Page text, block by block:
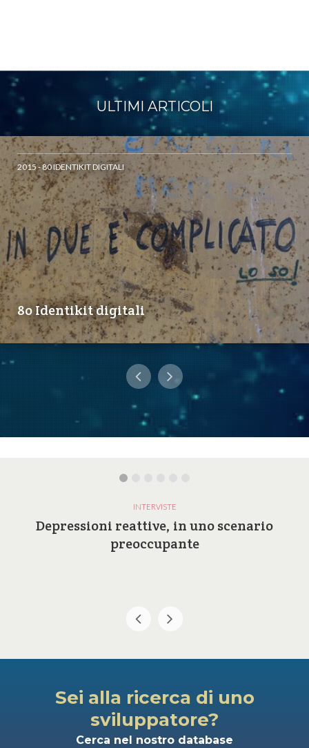
ULTIMI ARTICOLI
2015 - 80 IDENTIKIT DIGITALI
8o Identikit digitali
INTERVISTE
Depressioni reattive, in uno scenario
preoccupante
Sei alla ricerca di uno
sviluppatore?
Cerca nel nostro database